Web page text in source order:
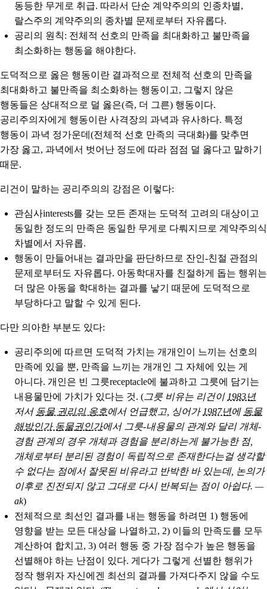
동등한 무게로 취급. 따라서 단순 계약주의의 인종차별,
랄스주의 계약주의의 종차별 문제로부터 자유롭다.
공리의 원칙: 전체적 선호의 만족을 최대화하고 불만족을
최소화하는 행동을 해야한다.
도덕적으로 옳은 행동이란 결과적으로 전체적 선호의 만족을
최대화하고 불만족을 최소화하는 행동이고, 그렇지 않은
행동들은 상대적으로 덜 옳은(즉, 더 그른) 행동이다.
공리주의자에게 행동이란 사격장의 과녁과 유사하다. 특정
행동이 과녁 정가운데(전체적 선호 만족의 극대화)를 맞추면
가장 옳고, 과녁에서 벗어난 정도에 따라 점점 덜 옳다고 말하기
때문.
리건이 말하는 공리주의의 강점은 이렇다:
관심사interests를 갖는 모든 존재는 도덕적 고려의 대상이고
동일한 정도의 만족은 동일한 무게로 다뤄지므로 계약주의식
차별에서 자유롭.
행동이 만들어내는 결과만을 판단하므로 잔인-친절 관점의
문제로부터도 자유롭다. 아동학대자를 친절하게 돕는 행위는
더 많은 아동을 학대하는 결과를 낳기 때문에 도덕적으로
부당하다고 말할 수 있게 된다.
다만 의아한 부분도 있다:
공리주의에 따르면 도덕적 가치는 개개인이 느끼는 선호의
만족에 있을 뿐, 만족을 느끼는 개개인 그 자체에 있는 게
아니다. 개인은 빈 그릇receptacle에 불과하고 그릇에 담기는
내용물만에 가치가 있다는 것. ( 그릇 비유는 리건이 1983년
저서 동물 권리의 옹호에서 언급했고, 싱어가 1987년에 동물
해방인가 동물권인가에서 그릇-내용물의 관계와 달리 개체-
경험 관계의 경우 개체과 경험을 분리하는게 불가능한 점,
개체로부터 분리된 경험이 독립적으로 존재한다는걸 생각할
수 없다는 점에서 잘못된 비유라고 반박한 바 있는데, 논의가
이후로 진전되지 않고 그대로 다시 반복되는 점이 아쉽다. —
ak)
전체적으로 최선인 결과를 내는 행동을 하려면 1) 행동에
영향을 받는 모든 대상을 나열하고, 2) 이들의 만족도를 모두
계산하여 합치고, 3) 여러 행동 중 가장 점수가 높은 행동을
선별해야 하는 난점이 있다. 게다가 그렇게 선별한 행위가
정작 행위자 자신에겐 최선의 결과를 가져다주지 않을 수도